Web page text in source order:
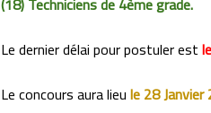
Le dernier délai pour postuler est
Le concours aura lieule 28 Janvier